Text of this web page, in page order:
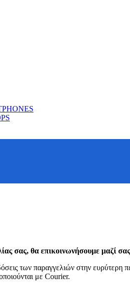
σας, θα επικοινωνήσουμε μαζί
των παραγγελιών στην ευρύτερη
με Courier.